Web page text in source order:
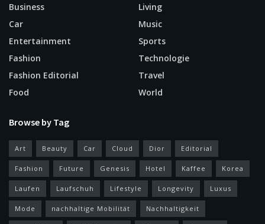
Business
Car
Entertainment
Fashion
Fashion Editorial
Food
Living
Music
Sports
Technologie
Travel
World
Browse by Tag
Art Beauty Car Cloud Dior Editorial
Fashion Future Genesis Hotel Kaffee Korea
Laufen Laufschuh Lifestyle Longevity Luxus
Mode nachhaltige Mobilität Nachhaltigkeit